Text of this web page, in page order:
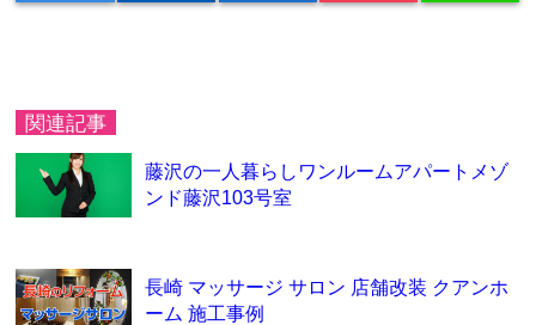
関連記事
藤沢の一人暮らしワンルームアパートメゾ
ンド藤沢103号室
長崎 マッサージ サロン 店舗改装 クアンホ
ーム 施工事例